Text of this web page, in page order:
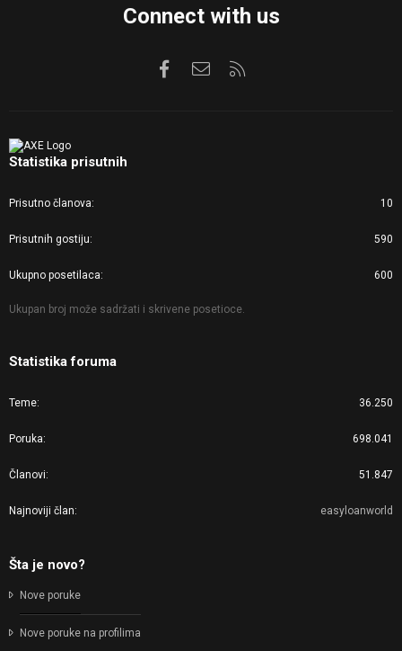
Connect with us
FacebookKontaktirajte nas
Statistika prisutnih
Prisutno članova 10
Prisutnih gostiju 590
Ukupno posetilaca 600
Ukupan broj može sadržati i skrivene posetioce.
Statistika foruma
Teme 36.250
Poruka 698.041
Članovi 51.847
Najnoviji član easyloanworld
Šta je novo?
Nove poruke
Nove poruke na profilima